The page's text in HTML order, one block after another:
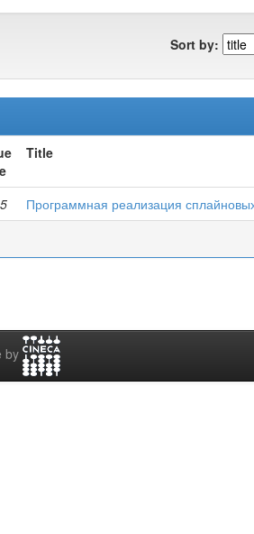
Sort by:
Title
Программная реализация
by